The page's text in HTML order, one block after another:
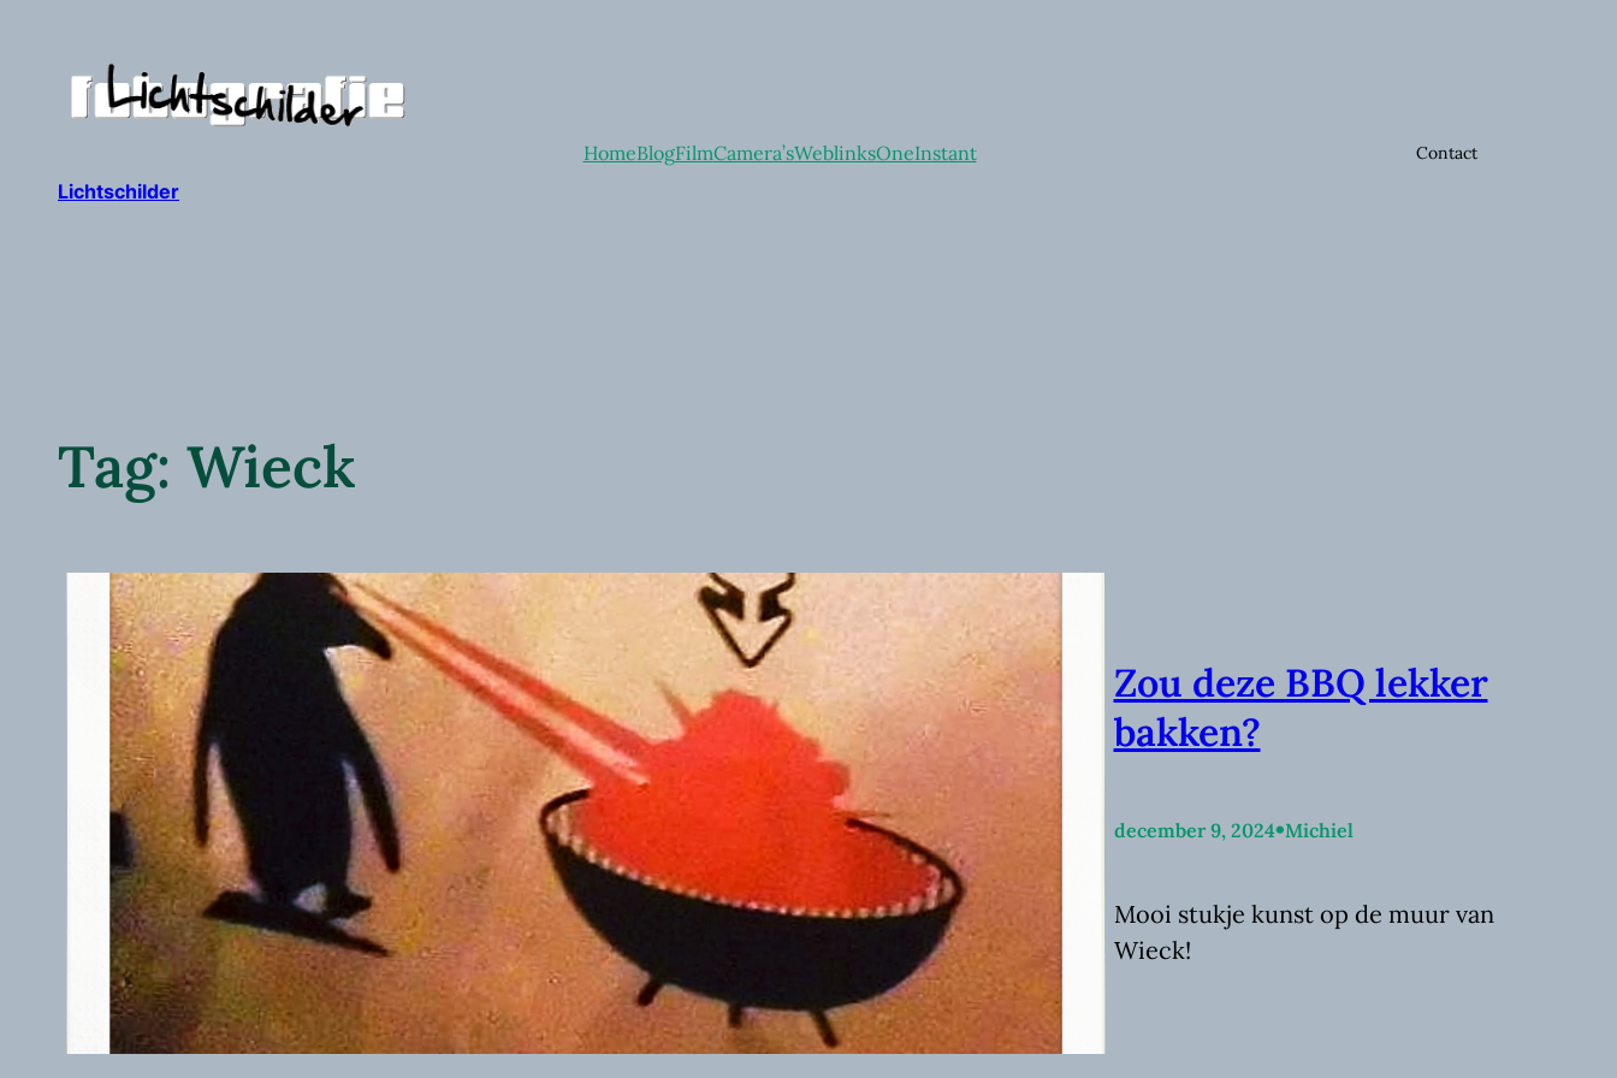
Lichtschilder
HomeBlogFilmCamera’sWeblinksOneInstant Contact
Tag: Wieck
Zou deze BBQ lekker
bakken?
december 9, 2024•Michiel
Mooi stukje kunst op de muur van
Wieck!